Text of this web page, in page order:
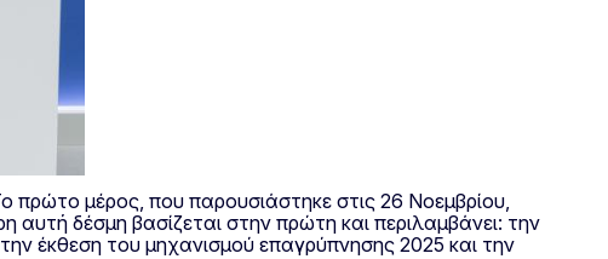
μέρος, που παρουσιάστηκε στις 26 Νοεμβρίου,
δέσμη βασίζεται στην πρώτη και περιλαμβάνει: την
έκθεση του μηχανισμού επαγρύπνησης 2025 και την